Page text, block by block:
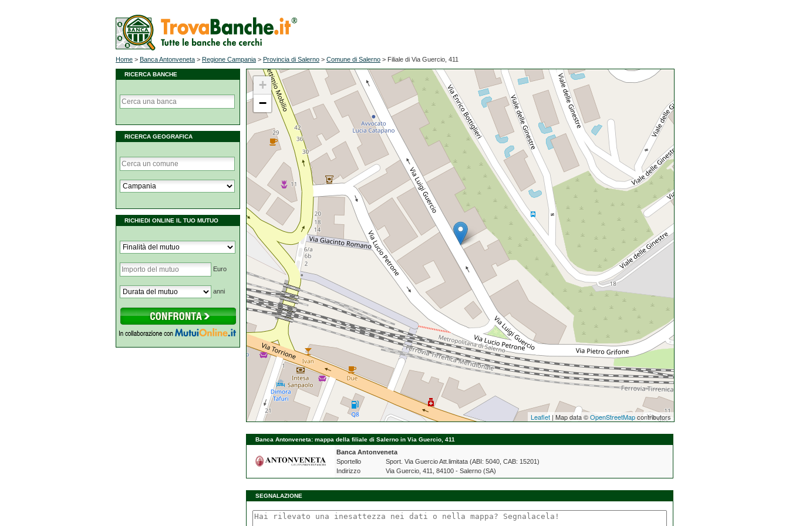
Home > Banca Antonveneta > Regione Campania > Provincia di Salerno > Comune di Salerno > Filiale di Via Guercio, 411
RICERCA BANCHE
RICERCA GEOGRAFICA
RICHIEDI ONLINE IL TUO MUTUO
Euro
anni
+
−
Leaflet | Map data ©OpenStreetMapcontributors
Banca Antonveneta: mappa della filiale di Salerno in Via Guercio, 411
Banca Antonveneta
Sportello
Sport. Via Guercio Att.limitata (ABI: 5040, CAB: 15201)
Indirizzo
Via Guercio, 411, 84100 - Salerno (SA)
SEGNALAZIONE